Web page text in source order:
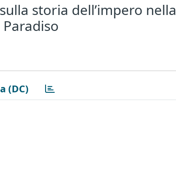
storia dell’impero nella
(DC)